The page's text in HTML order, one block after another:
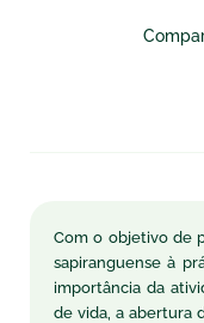
Com o objetivo de
sapiranguense à
importância da
de vida, a abertura